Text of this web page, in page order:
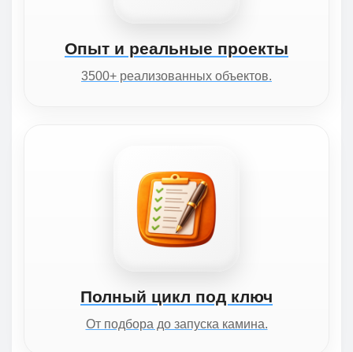
Опыт и реальные проекты
3500+ реализованных объектов.
Полный цикл под ключ
От подбора до запуска камина.